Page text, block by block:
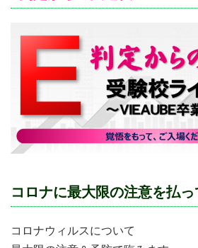
コロナに最大限の注意を払っ
コロナウィルスについて